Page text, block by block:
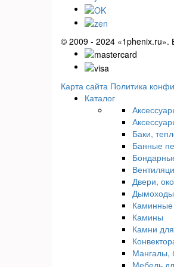
© 2009 - 2024 «1phenix.ru».
Карта сайта Политика
Каталог
Баки,
Банные
Двери,
Дымоходы
Каминные
Камины
Камни
Мангалы,
Мебель